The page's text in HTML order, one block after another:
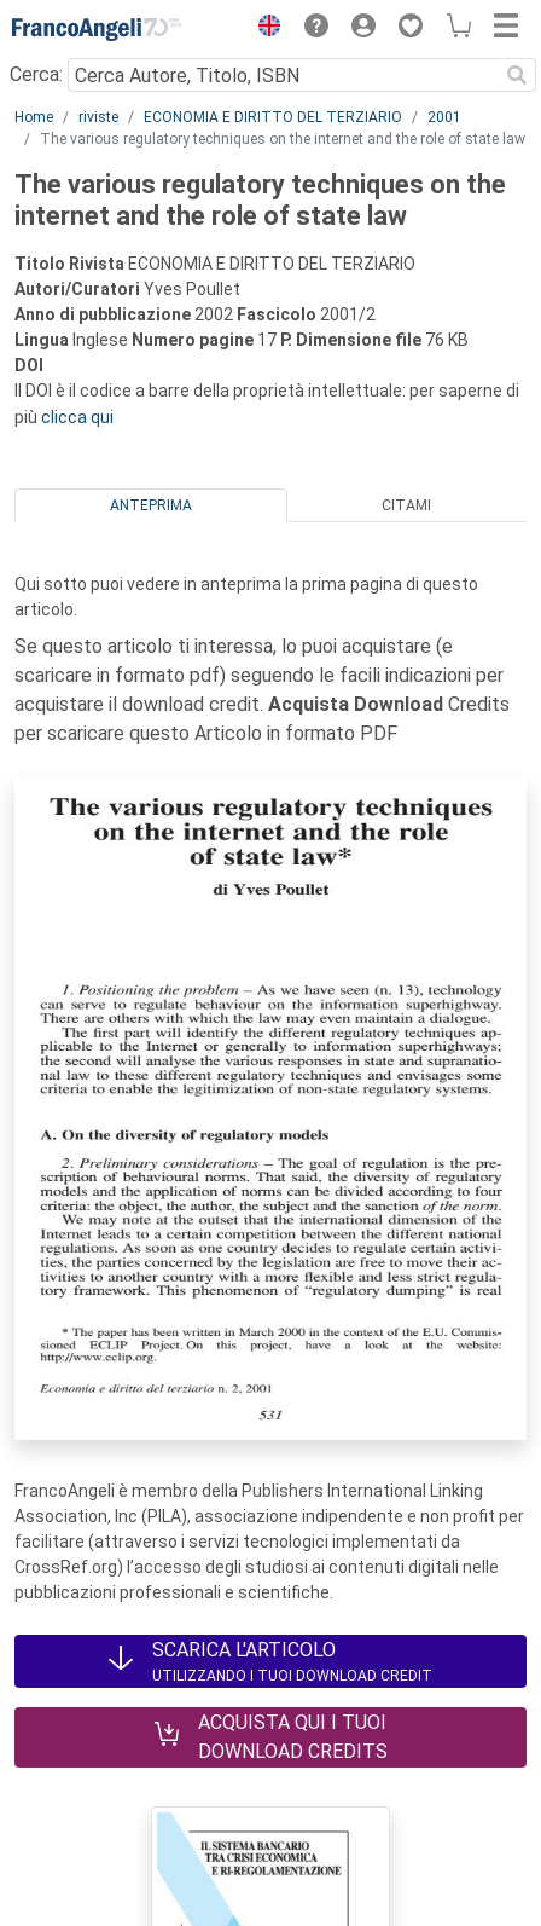
Menu
Cerca:
Main content
Home riviste ECONOMIA E DIRITTO DEL TERZIARIO
2001
The various regulatory techniques on the internet and the role of state law
The various regulatory techniques on the
internet and the role of state law
Titolo Rivista ECONOMIA E DIRITTO DEL TERZIARIO
Autori/Curatori Yves Poullet
Anno di pubblicazione 2002 Fascicolo 2001/2
Lingua Inglese Numero pagine 17 P. Dimensione file 76 KB
DOI
Il DOI è il codice a barre della proprietà intellettuale: per saperne di
più clicca qui
ANTEPRIMA CITAMI
Qui sotto puoi vedere in anteprima la prima pagina di questo
articolo.
Se questo articolo ti interessa, lo puoi acquistare (e
scaricare in formato pdf) seguendo le facili indicazioni per
acquistare il download credit. Acquista Download Credits
per scaricare questo Articolo in formato PDF
FrancoAngeli è membro della Publishers International Linking
Association, Inc (PILA), associazione indipendente e non profit per
facilitare (attraverso i servizi tecnologici implementati da
CrossRef.org) l’accesso degli studiosi ai contenuti digitali nelle
pubblicazioni professionali e scientifiche.
SCARICA L'ARTICOLO
UTILIZZANDO I TUOI DOWNLOAD CREDIT
ACQUISTA QUI I TUOI
DOWNLOAD CREDITS